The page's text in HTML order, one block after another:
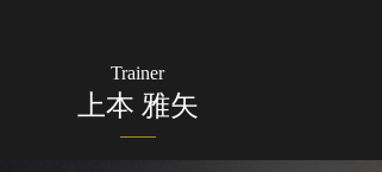
Trainer
上本 雅矢